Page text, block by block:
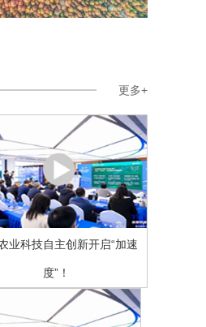
更多+
业科技自主创新开启“加速
度”！